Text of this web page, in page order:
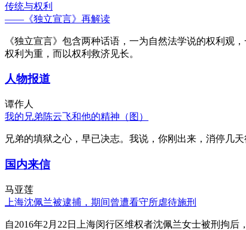
传统与权利
——《独立宣言》再解读
《独立宣言》包含两种话语，一为自然法学说的权利观
权利为重，而以权利救济见长。
人物报道
谭作人
我的兄弟陈云飞和他的精神（图）
兄弟的填狱之心，早已决志。我说，你刚出来，消停几
国内来信
马亚莲
上海沈佩兰被逮捕，期间曾遭看守所虐待施刑
自2016年2月22日上海闵行区维权者沈佩兰女士被刑拘